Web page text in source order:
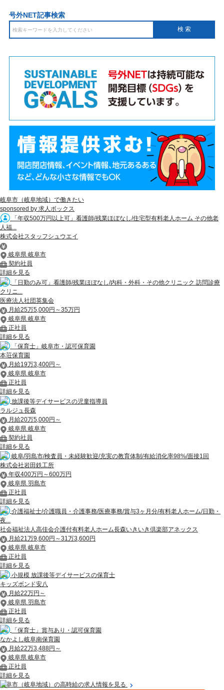
号外NET記事検索
岐阜市（岐阜地域）で働きたい
sponsored by 求人ボックス
「年収500万円以上可」看護師/残業ほぼなし/住宅型有料老人ホーム その他老
人福...
株式会社スタッフシュウエイ
岐阜県 岐阜市
契約社員
詳細を見る
「日勤のみ可」看護師/残業ほぼなし/内科・外科・その他クリニック 訪問診療
クリニ...
医療法人社団英集会
月給25万5,000円～35万円
岐阜県 岐阜市
正社員
詳細を見る
「保育士」岐阜市・認可保育園
本荘保育園
月給19万3,400円～
岐阜県 岐阜市
正社員
詳細を見る
放課後等デイサービスの児童指導員
ラルジュ長森
月給20万5,000円～
岐阜県 岐阜市
契約社員
詳細を見る
岐阜/羽島市/検査員・未経験歓迎/充実の教育体制/有給消化率98%/面接1回
株式会社岩田鉄工所
年収400万円～600万円
岐阜県 羽島市
正社員
詳細を見る
介護福祉士/介護職員・介護事務/医療事務/賞与3ヶ月分/有料老人ホーム/日勤・
夜...
社会福祉法人高佳会介護付有料老人ホーム長森いきいき倶楽部アネックス
月給21万9,600円～31万3,600円
岐阜県 岐阜市
正社員
詳細を見る
小規模 放課後等デイサービスの保育士
キッズボンド安八
月給22万円～
岐阜県 羽島市
正社員
詳細を見る
「保育士」賞与あり・認可保育園
なかよし岐阜南保育園
月給22万3,488円～
岐阜県 岐阜市
正社員
詳細を見る
岐阜市（岐阜地域）の高時給の求人情報を見る